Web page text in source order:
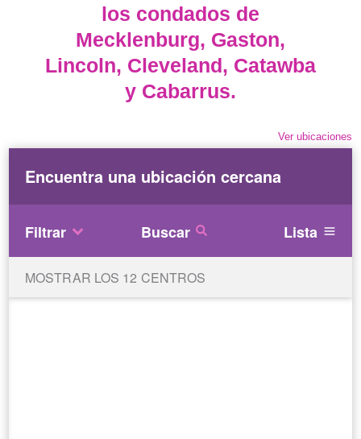
los condados de
Mecklenburg, Gaston,
Lincoln, Cleveland, Catawba
y Cabarrus.
Ver ubicaciones